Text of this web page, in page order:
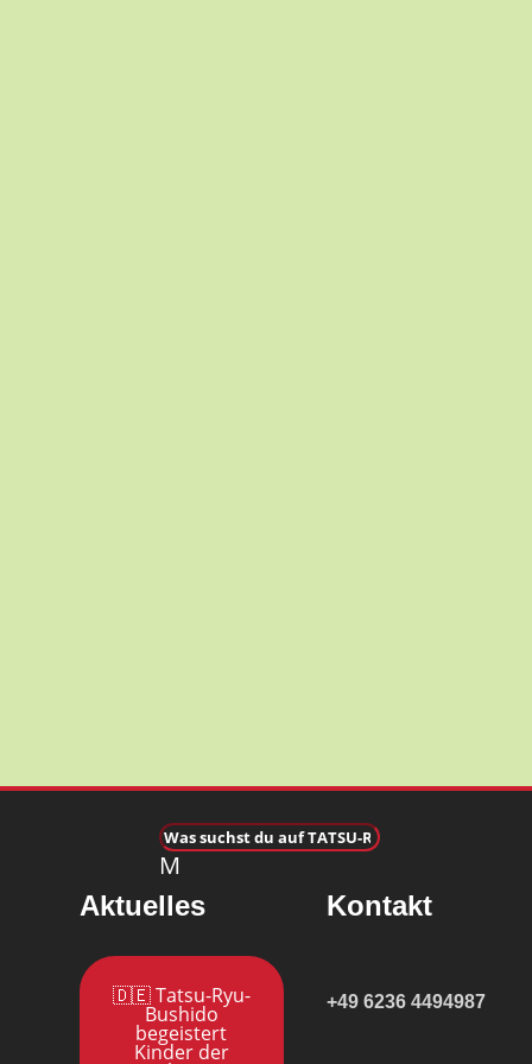
M
Aktuelles
🇩🇪 Tatsu-Ryu-
Bushido
begeistert
Kinder der
Kontakt
+49 6236 4494987